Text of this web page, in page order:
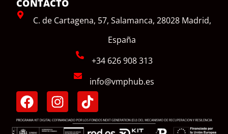
CONTACTO
C. de Cartagena, 57, Salamanca, 28028 Madrid,
España
+34 626 908 313
info@vmphub.es